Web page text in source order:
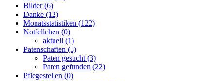
Bilder (6)
Danke (12)
Monatsstatistiken (122)
Notfellchen (0)
aktuell (1)
Patenschaften (3)
Paten gesucht (3)
Paten gefunden (22)
Pflegestellen (0)